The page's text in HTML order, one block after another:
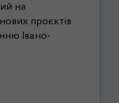
на
проєктів
Івано-